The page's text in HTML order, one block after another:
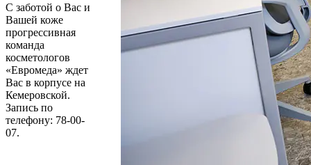
С заботой о Вас и
Вашей коже
прогрессивная
команда
косметологов
«Евромеда» ждет
Вас в корпусе на
Кемеровской.
Запись по
телефону: 78-00-
07.